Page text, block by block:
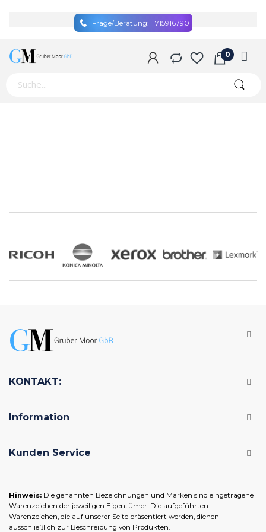
Frage/Beratung: 715916790
KONTAKT:
Information
Kunden Service
Hinweis: Die genannten Bezeichnungen und Marken sind eingetragene
Warenzeichen der jeweiligen Eigentümer. Die aufgeführten
Warenzeichen, die auf unserer Seite präsentiert werden, dienen
ausschließlich zur Beschreibung von Produkten.